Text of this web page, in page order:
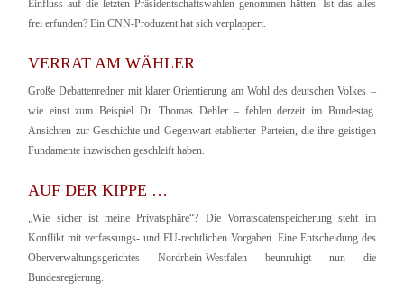
Einfluss auf die letzten Präsidentschaftswahlen genommen hätten. Ist das alles
frei erfunden? Ein CNN-Produzent hat sich verplappert.
VERRAT AM WÄHLER
Große Debattenredner mit klarer Orientierung am Wohl des deutschen Volkes –
wie einst zum Beispiel Dr. Thomas Dehler – fehlen derzeit im Bundestag.
Ansichten zur Geschichte und Gegenwart etablierter Parteien, die ihre geistigen
Fundamente inzwischen geschleift haben.
AUF DER KIPPE …
„Wie sicher ist meine Privatsphäre“? Die Vorratsdatenspeicherung steht im
Konflikt mit verfassungs- und EU-rechtlichen Vorgaben. Eine Entscheidung des
Oberverwaltungsgerichtes Nordrhein-Westfalen beunruhigt nun die
Bundesregierung.